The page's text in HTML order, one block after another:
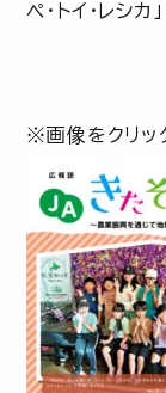
ペ・トイ・レシカ」
※画像をクリッ